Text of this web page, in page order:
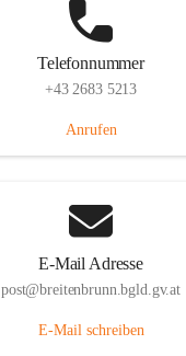
Telefonnummer
+43 2683 5213
Anrufen
E-Mail Adresse
post@breitenbrunn.bgld.gv.at
E-Mail schreiben